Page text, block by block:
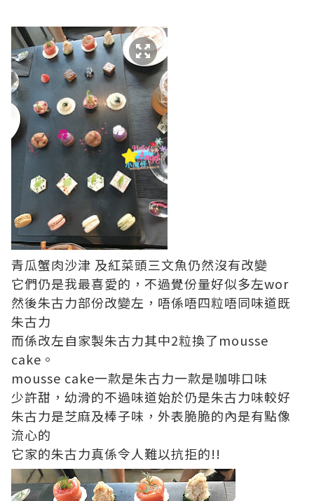
青瓜蟹肉沙津 及紅菜頭三文魚仍然沒有改變
它們仍是我最喜愛的，不過覺份量好似多左wor
然後朱古力部份改變左，唔係唔四粒唔同味道既
朱古力
而係改左自家製朱古力其中2粒換了mousse
cake。
mousse cake一款是朱古力一款是咖啡口味
少許甜，幼滑的不過味道始於仍是朱古力味較好
朱古力是芝麻及棒子味，外表脆脆的內是有點像
流心的
它家的朱古力真係令人難以抗拒的!!